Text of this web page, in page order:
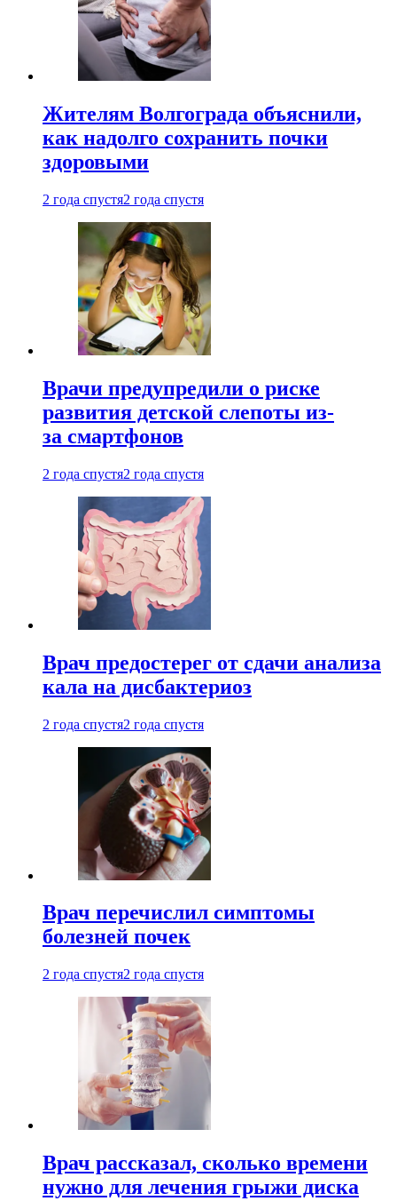
Жителям Волгограда объяснили,
как надолго сохранить почки
здоровыми
2 года спустя2 года спустя
Врачи предупредили о риске
развития детской слепоты из-
за смартфонов
2 года спустя2 года спустя
Врач предостерег от сдачи анализа
кала на дисбактериоз
2 года спустя2 года спустя
Врач перечислил симптомы
болезней почек
2 года спустя2 года спустя
Врач рассказал, сколько времени
нужно для лечения грыжи диска